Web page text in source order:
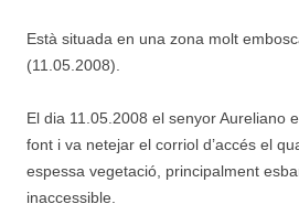
Està situada en una zona molt
(11.05.2008).
El dia 11.05.2008 el senyor Aureliano
font i va netejar el corriol d’accés el
espessa vegetació, principalment
inaccessible.